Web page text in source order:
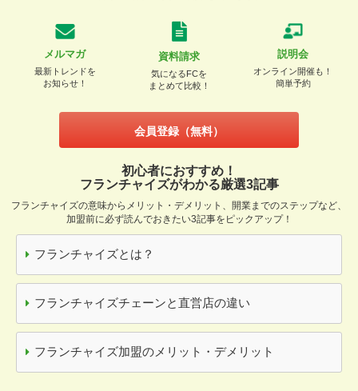
メルマガ
最新トレンドを
お知らせ！
資料請求
気になるFCを
まとめて比較！
説明会
オンライン開催も！
簡単予約
会員登録（無料）
初心者におすすめ！
フランチャイズがわかる厳選3記事
フランチャイズの意味からメリット・デメリット、開業までのステップなど、
加盟前に必ず読んでおきたい3記事をピックアップ！
フランチャイズとは？
フランチャイズチェーンと直営店の違い
フランチャイズ加盟のメリット・デメリット